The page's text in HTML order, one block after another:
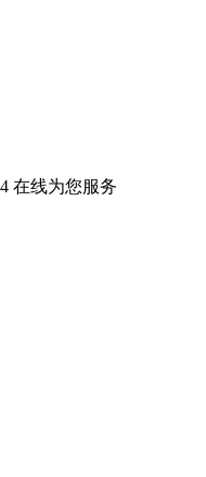
在线为您服务